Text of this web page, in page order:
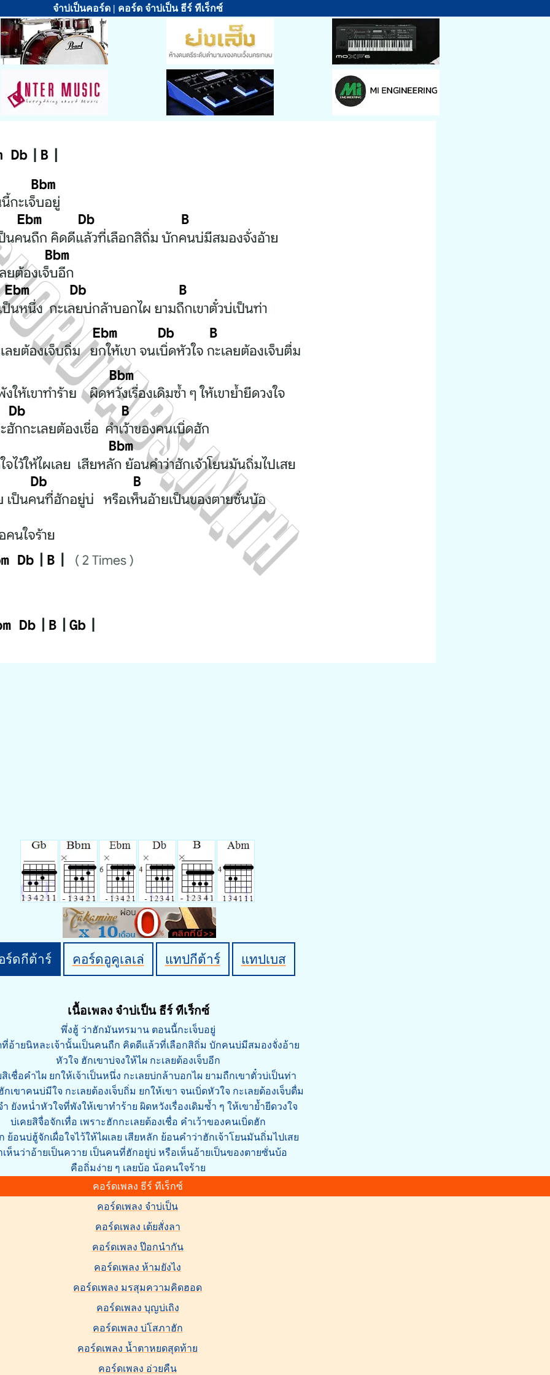
จำบ่เป็นคอร์ด | คอร์ด จำบ่เป็น ธีร์ ทีเร็กซ์
ร์ดกีต้าร์ คอร์ดอูคูเลเล่ แทปกีต้าร์ แทปเบส
เนื้อเพลง จำบ่เป็น ธีร์ ทีเร็กซ์
พึ่งฮู้ ว่าฮักมันทรมาน ตอนนี้กะเจ็บอยู่
อ้ายนิหละเจ้านั้นเป็นคนถืก คิดดีแล้วที่เลือกสิถิ่ม บักคนบ่มีสมองจั่งอ้าย
หัวใจ ฮักเขาบ่จงให้ไผ กะเลยต้องเจ็บอีก
สิเชื่อคำไผ ยกให้เจ้าเป็นหนึ่ง กะเลยบ่กล้าบอกไผ ยามถืกเขาตั๋วบ่เป็นท่า
เขาคนบ่มีใจ กะเลยต้องเจ็บถิ่ม ยกให้เขา จนเบิ่ดหัวใจ กะเลยต้องเจ็บตื่ม
ยังหน่ำหัวใจที่พังให้เขาทำร้าย ผิดหวังเรื่องเดิมซ้ำ ๆ ให้เขาย้ำยีดวงใจ
บ่เคยสิจื่อจักเทื่อ เพราะฮักกะเลยต้องเชื่อ คำเว้าของคนเบิ่ดฮัก
ย้อนบ่ฮู้จักเผื่อใจไว้ให้ไผเลย เสียหลัก ย้อนคำว่าฮักเจ้าโยนมันถิ่มไปเสย
เห็นว่าอ้ายเป็นควาย เป็นคนที่ฮักอยู่บ่ หรือเห็นอ้ายเป็นของตายซั่นบ้อ
คือถิ่มง่าย ๆ เลยบ้อ น้อคนใจร้าย
คอร์ดเพลง ธีร์ ทีเร็กซ์
คอร์ดเพลง จำบ่เป็น
คอร์ดเพลง เต้ยสั่งลา
คอร์ดเพลง ป๊อกนำกัน
คอร์ดเพลง ห้ามยังไง
คอร์ดเพลง มรสุมความคิดฮอด
คอร์ดเพลง บุญบ่เถิง
คอร์ดเพลง บ่โสภาฮัก
คอร์ดเพลง น้ำตาหยดสุดท้าย
คอร์ดเพลง อ่วยคืน